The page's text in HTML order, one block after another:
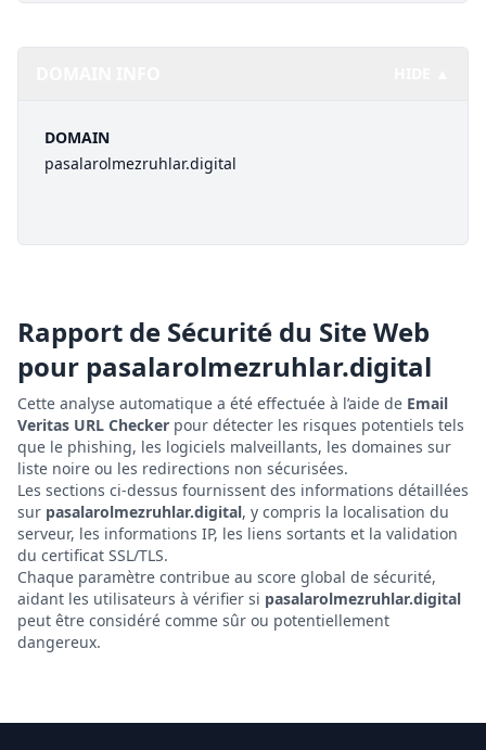
DOMAIN
pasalarolmezruhlar.digital
Rapport de Sécurité du Site Web
pour pasalarolmezruhlar.digital
Cette analyse automatique a été effectuée à l’aide de Email
Veritas URL Checker pour détecter les risques potentiels tels
que le phishing, les logiciels malveillants, les domaines sur
liste noire ou les redirections non sécurisées.
Les sections ci-dessus fournissent des informations détaillées
sur pasalarolmezruhlar.digital, y compris la localisation du
serveur, les informations IP, les liens sortants et la validation
du certificat SSL/TLS.
Chaque paramètre contribue au score global de sécurité,
aidant les utilisateurs à vérifier si pasalarolmezruhlar.digital
peut être considéré comme sûr ou potentiellement
dangereux.